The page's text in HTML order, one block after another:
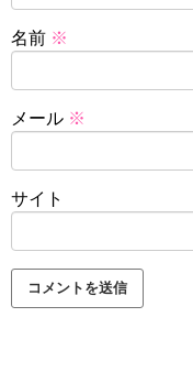
名前 ※
メール ※
サイト